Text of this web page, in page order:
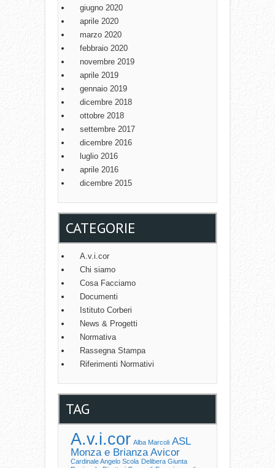
giugno 2020
aprile 2020
marzo 2020
febbraio 2020
novembre 2019
aprile 2019
gennaio 2019
dicembre 2018
ottobre 2018
settembre 2017
dicembre 2016
luglio 2016
aprile 2016
dicembre 2015
CATEGORIE
A.v.i.cor
Chi siamo
Cosa Facciamo
Documenti
Istituto Corberi
News & Progetti
Normativa
Rassegna Stampa
Riferimenti Normativi
TAG
A.v.i.cor Alba Marcoli ASL
Monza e Brianza Avicor
Cardinale Angelo Scola Delibera Giunta